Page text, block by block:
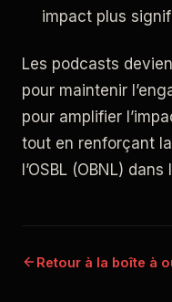
impact plus
Les podcasts
pour maintenir
pour amplifier
tout en renforçant
l’OSBL (OBNL)
Retour à la boîte à